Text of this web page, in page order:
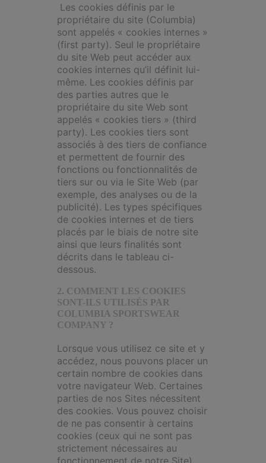
Les cookies définis par le
propriétaire du site (Columbia)
sont appelés « cookies internes »
(first party). Seul le propriétaire
du site Web peut accéder aux
cookies internes qu’il définit lui-
même. Les cookies définis par
des parties autres que le
propriétaire du site Web sont
appelés « cookies tiers » (third
party). Les cookies tiers sont
associés à des tiers de confiance
et permettent de fournir des
fonctions ou fonctionnalités de
tiers sur ou via le Site Web (par
exemple, des analyses ou de la
publicité). Les types spécifiques
de cookies internes et de tiers
placés par le biais de notre site
ainsi que leurs finalités sont
décrits dans le tableau ci-
dessous.
2. COMMENT LES COOKIES
SONT-ILS UTILISÉS PAR
COLUMBIA SPORTSWEAR
COMPANY ?
Lorsque vous utilisez ce site et y
accédez, nous pouvons placer un
certain nombre de cookies dans
votre navigateur Web. Certaines
parties de nos Sites nécessitent
des cookies. Vous pouvez choisir
de ne pas consentir à certains
cookies (ceux qui ne sont pas
strictement nécessaires au
fonctionnement de notre Site),